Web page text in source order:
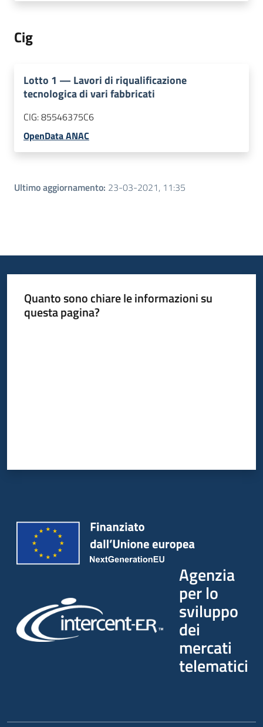
Cig
Lotto 1 — Lavori di riqualificazione
tecnologica di vari fabbricati
CIG:85546375C6
OpenData ANAC
Ultimo aggiornamento: 23-03-2021, 11:35
Quanto sono chiare le informazioni su
questa pagina?
Agenzia
per lo
sviluppo
dei
mercati
telematici